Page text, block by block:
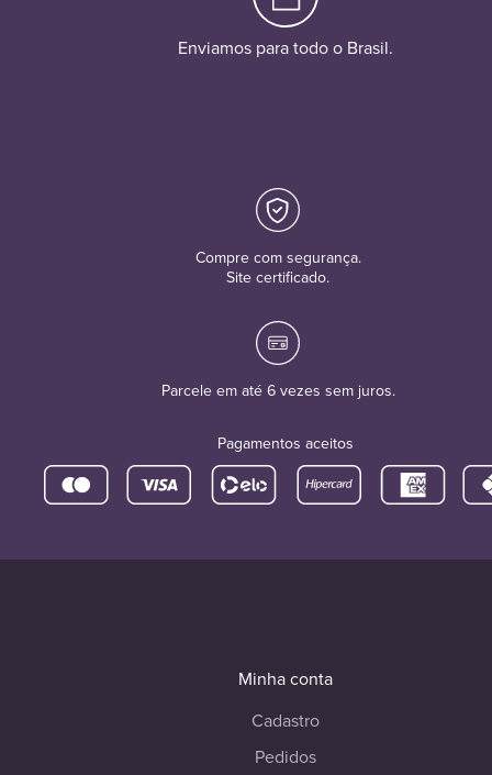
Enviamos para todo o Brasil.
Compre com segurança.
Site certificado.
Parcele em até 6 vezes sem juros.
Pagamentos aceitos
Minha conta
Cadastro
Pedidos